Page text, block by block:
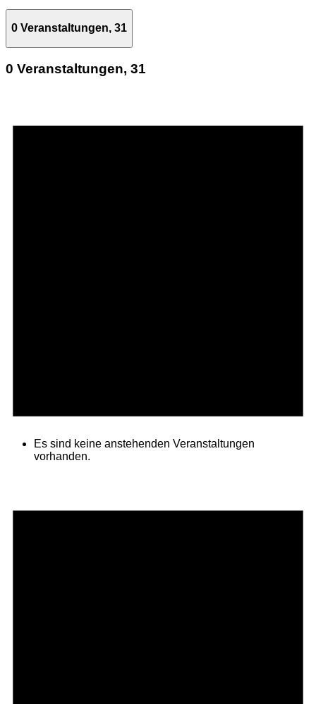
0 Veranstaltungen, 31
0 Veranstaltungen, 31
Es sind keine anstehenden Veranstaltungen
vorhanden.